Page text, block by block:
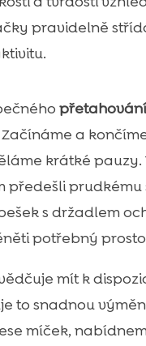
pravidelně
přetahování
a
krátké pauzy.
předešli prudkému
s držadlem
potřebný
mít k
to snadnou
míček,